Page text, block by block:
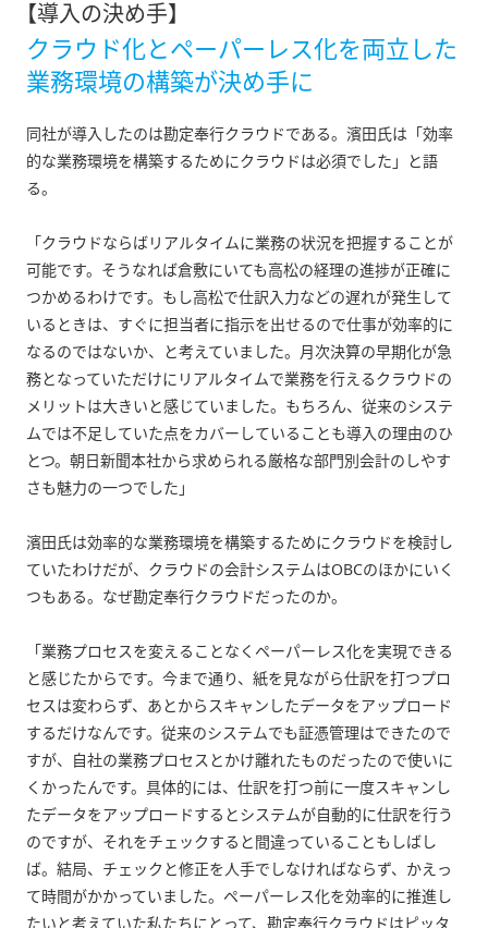
【導入の決め手】
クラウド化とペーパーレス化を両立した
業務環境の構築が決め手に
同社が導入したのは勘定奉行クラウドである。濱田氏は「効率
的な業務環境を構築するためにクラウドは必須でした」と語
る。
「クラウドならばリアルタイムに業務の状況を把握することが
可能です。そうなれば倉敷にいても高松の経理の進捗が正確に
つかめるわけです。もし高松で仕訳入力などの遅れが発生して
いるときは、すぐに担当者に指示を出せるので仕事が効率的に
なるのではないか、と考えていました。月次決算の早期化が急
務となっていただけにリアルタイムで業務を行えるクラウドの
メリットは大きいと感じていました。もちろん、従来のシステ
ムでは不足していた点をカバーしていることも導入の理由のひ
とつ。朝日新聞本社から求められる厳格な部門別会計のしやす
さも魅力の一つでした」
濱田氏は効率的な業務環境を構築するためにクラウドを検討し
ていたわけだが、クラウドの会計システムはOBCのほかにいく
つもある。なぜ勘定奉行クラウドだったのか。
「業務プロセスを変えることなくペーパーレス化を実現できる
と感じたからです。今まで通り、紙を見ながら仕訳を打つプロ
セスは変わらず、あとからスキャンしたデータをアップロード
するだけなんです。従来のシステムでも証憑管理はできたので
すが、自社の業務プロセスとかけ離れたものだったので使いに
くかったんです。具体的には、仕訳を打つ前に一度スキャンし
たデータをアップロードするとシステムが自動的に仕訳を行う
のですが、それをチェックすると間違っていることもしばし
ば。結局、チェックと修正を人手でしなければならず、かえっ
て時間がかかっていました。ペーパーレス化を効率的に推進し
たいと考えていた私たちにとって、勘定奉行クラウドはピッタ